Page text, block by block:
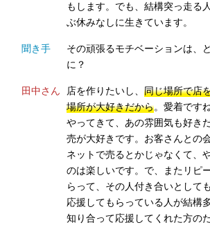
もします。でも、結構突っ走る
ぶ休みなしに生きています。
聞き手
その頑張るモチベーションは、
に？
田中さん 店を作りたいし、同じ場所で店
場所が大好きだから。愛着です
やってきて、あの雰囲気も好き
売が大好きです。お客さんとの
ネットで売るとかじゃなくて、
のは楽しいです。で、またリピ
らって、その人付き合いとして
応援してもらっている人が結構
知り合って応援してくれた方の